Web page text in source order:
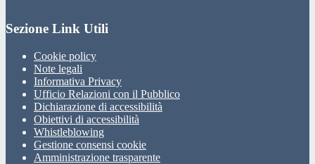
Sezione Link Utili
Cookie policy
Note legali
Informativa Privacy
Ufficio Relazioni con il Pubblico
Dichiarazione di accessibilità
Obiettivi di accessibilità
Whistleblowing
Gestione consensi cookie
Amministrazione trasparente